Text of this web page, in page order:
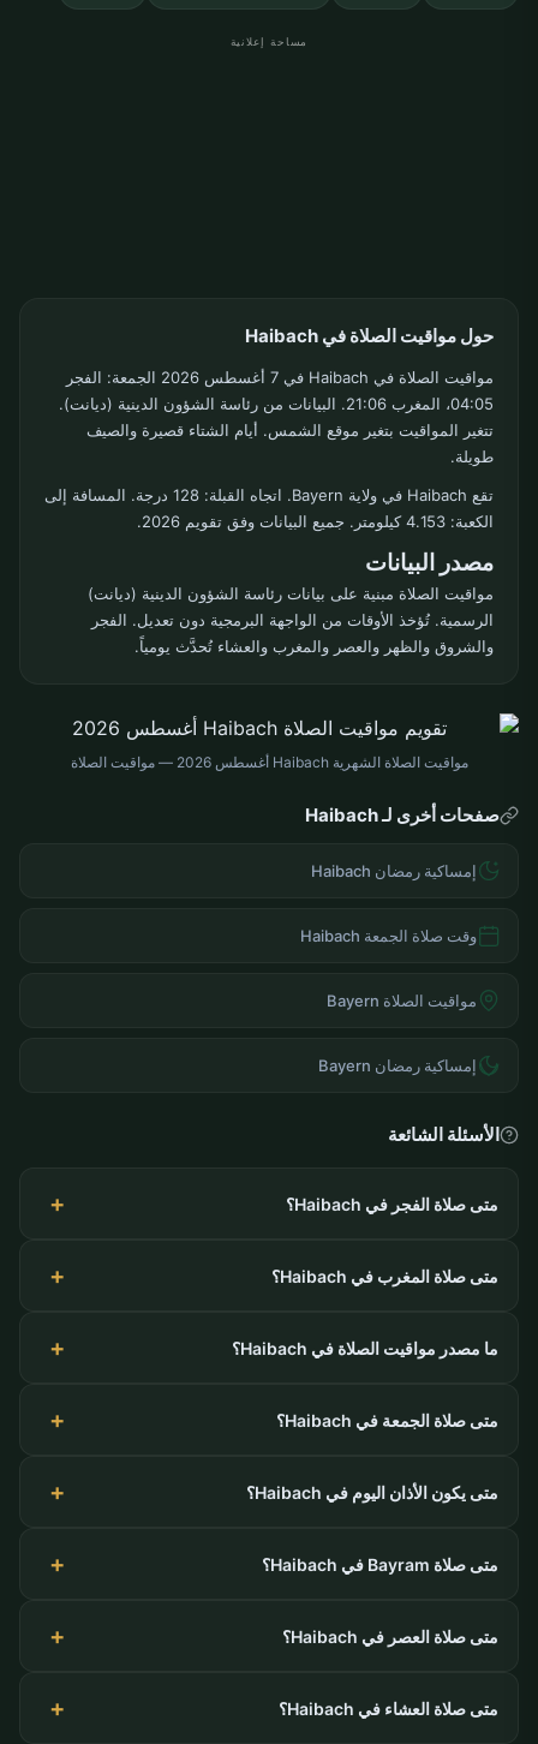
مساحة إعلانية
حول مواقيت الصلاة في Haibach
مواقيت الصلاة في Haibach في 7 أغسطس 2026 الجمعة: الفجر
04:05، المغرب 21:06. البيانات من رئاسة الشؤون الدينية (ديانت).
تتغير المواقيت بتغير موقع الشمس. أيام الشتاء قصيرة والصيف
طويلة.
تقع Haibach في ولاية Bayern. اتجاه القبلة: 128 درجة. المسافة إلى
الكعبة: 4.153 كيلومتر. جميع البيانات وفق تقويم 2026.
مصدر البيانات
مواقيت الصلاة مبنية على بيانات رئاسة الشؤون الدينية (ديانت)
الرسمية. تُؤخذ الأوقات من الواجهة البرمجية دون تعديل. الفجر
والشروق والظهر والعصر والمغرب والعشاء تُحدَّث يومياً.
مواقيت الصلاة الشهرية Haibach أغسطس 2026 — مواقيت الصلاة
صفحات أخرى لـ Haibach
إمساكية رمضان Haibach
وقت صلاة الجمعة Haibach
مواقيت الصلاة Bayern
إمساكية رمضان Bayern
الأسئلة الشائعة
متى صلاة الفجر في Haibach؟
متى صلاة المغرب في Haibach؟
ما مصدر مواقيت الصلاة في Haibach؟
متى صلاة الجمعة في Haibach؟
متى يكون الأذان اليوم في Haibach؟
متى صلاة Bayram في Haibach؟
متى صلاة العصر في Haibach؟
متى صلاة العشاء في Haibach؟